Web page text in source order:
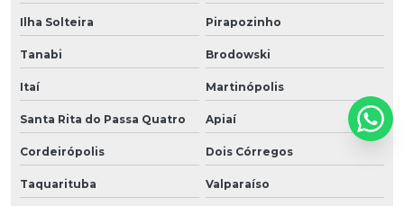
Ilha Solteira Pirapozinho
Tanabi Brodowski
Itaí Martinópolis
Santa Rita do Passa Quatro Apiaí
Cordeirópolis Dois Córregos
Taquarituba Valparaíso